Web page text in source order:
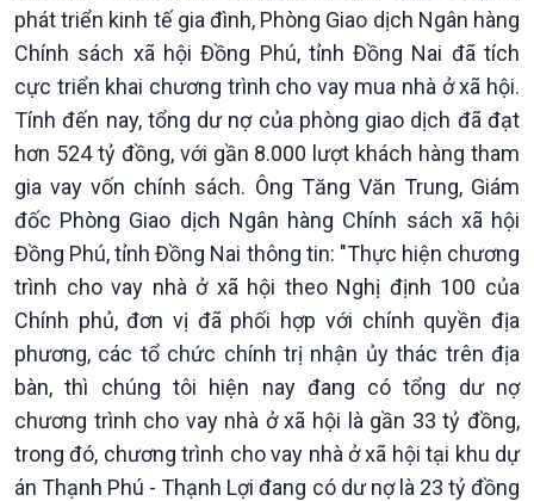
Văn hoá & Du lịch
Tin Văn hoá & Du lịch
Chát với người nổi tiếng
Câu chuyện Thể thao
Multimedia
Ảnh
Video
Infographic
E-Magazine
phát triển kinh tế gia đình, Phòng Giao dịch Ngân hàng
Chính sách xã hội Đồng Phú, tỉnh Đồng Nai đã tích
cực triển khai chương trình cho vay mua nhà ở xã hội.
Tính đến nay, tổng dư nợ của phòng giao dịch đã đạt
hơn 524 tỷ đồng, với gần 8.000 lượt khách hàng tham
gia vay vốn chính sách. Ông Tăng Văn Trung, Giám
đốc Phòng Giao dịch Ngân hàng Chính sách xã hội
Đồng Phú, tỉnh Đồng Nai thông tin: "Thực hiện chương
trình cho vay nhà ở xã hội theo Nghị định 100 của
Chính phủ, đơn vị đã phối hợp với chính quyền địa
phương, các tổ chức chính trị nhận ủy thác trên địa
bàn, thì chúng tôi hiện nay đang có tổng dư nợ
chương trình cho vay nhà ở xã hội là gần 33 tỷ đồng,
trong đó, chương trình cho vay nhà ở xã hội tại khu dự
án Thạnh Phú - Thạnh Lợi đang có dư nợ là 23 tỷ đồng